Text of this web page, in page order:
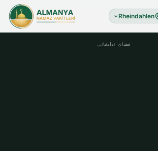
Rheindahlen
فضای تبلیغاتی